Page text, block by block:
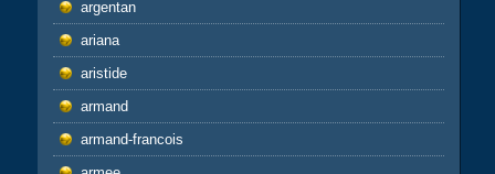
argentan
ariana
aristide
armand
armand-francois